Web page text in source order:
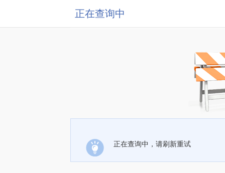
正在查询中
正在查询中，请刷新重试